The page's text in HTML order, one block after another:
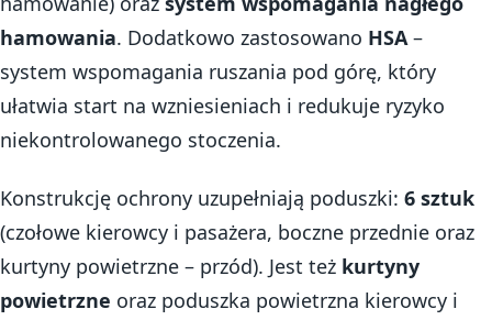
hamowania. Dodatkowo zastosowano HSA–
system wspomagania ruszania pod górę, który
ułatwia start na wzniesieniach i redukuje ryzyko
niekontrolowanego stoczenia.
Konstrukcję ochrony uzupełniają poduszki: 6 sztuk
(czołowe kierowcy i pasażera, boczne przednie oraz
kurtyny powietrzne – przód). Jest też kurtyny
powietrzne oraz poduszka powietrzna kierowcy i